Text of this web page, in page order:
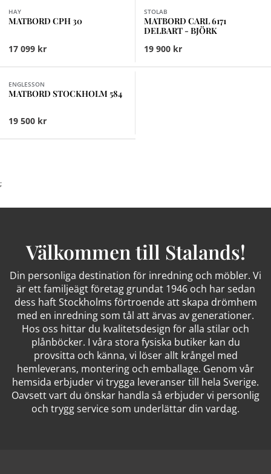
HAY
MATBORD CPH 30
17 099 kr
STOLAB
MATBORD CARL 6171
DELBART - BJÖRK
19 900 kr
ENGLESSON
MATBORD STOCKHOLM 584
19 500 kr
;
Välkommen till Stalands!
Din personliga destination för inredning och möbler. Vi
är ett familjeägt företag grundat 1946 och har sedan
dess haft Stockholms förtroende att skapa drömhem
med en inredning som tål att ärvas av generationer.
Hos oss hittar du kvalitetsdesign för alla stilar och
plånböcker. I våra stora fysiska butiker kan du
provsitta och känna, vi löser allt krångel med
hemleverans, montering och emballage. Genom vår
hemsida erbjuder vi trygga leveranser till hela Sverige.
Oavsett vart du önskar handla så erbjuder vi personlig
och trygg service som underlättar din vardag.